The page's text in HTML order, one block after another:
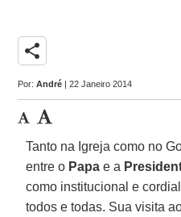
share
Por:André | 22 Janeiro 2014
Tanto na Igreja como no
entre o Papa e a
como institucional e
todos e todas. Sua visita